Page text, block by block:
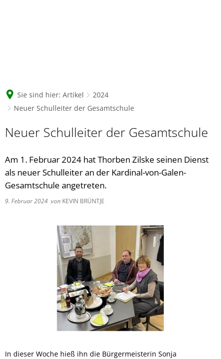
Sie sind hier: Artikel
2024
Neuer Schulleiter der Gesamtschule
Neuer Schulleiter der Gesamtschule
Am 1. Februar 2024 hat Thorben Zilske seinen Dienst
als neuer Schulleiter an der Kardinal-von-Galen-
Gesamtschule angetreten.
9. Februar 2024 von KEVIN BRÜNTJE
In dieser Woche hieß ihn die Bürgermeisterin Sonja